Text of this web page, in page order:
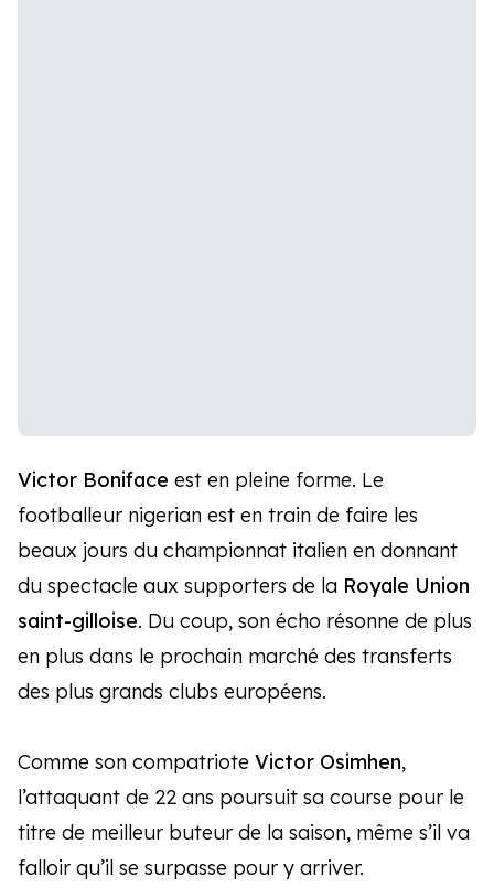
Victor Boniface est en pleine forme. Le
footballeur nigerian est en train de faire les
beaux jours du championnat italien en donnant
du spectacle aux supporters de la Royale Union
saint-gilloise. Du coup, son écho résonne de plus
en plus dans le prochain marché des transferts
des plus grands clubs européens.
Comme son compatriote Victor Osimhen,
l’attaquant de 22 ans poursuit sa course pour le
titre de meilleur buteur de la saison, même s’il va
falloir qu’il se surpasse pour y arriver.